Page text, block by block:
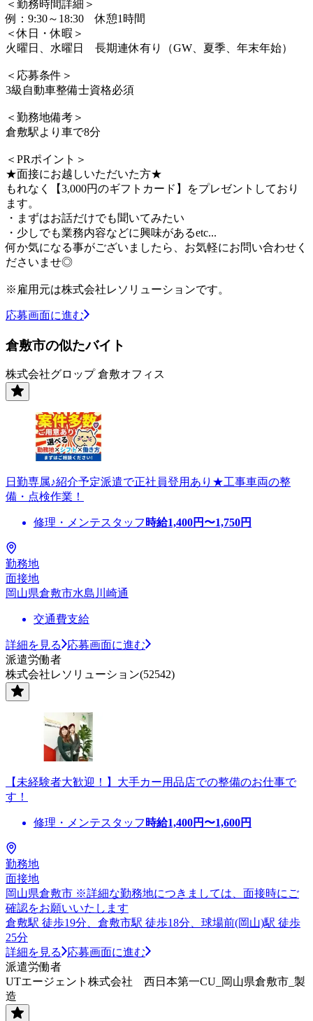
＜勤務時間詳細＞
例：9:30～18:30 休憩1時間
＜休日・休暇＞
火曜日、水曜日 長期連休有り（GW、夏季、年末年始）
＜応募条件＞
3級自動車整備士資格必須
＜勤務地備考＞
倉敷駅より車で8分
＜PRポイント＞
★面接にお越しいただいた方★
もれなく【3,000円のギフトカード】をプレゼントしており
ます。
・まずはお話だけでも聞いてみたい
・少しでも業務内容などに興味があるetc...
何か気になる事がございましたら、お気軽にお問い合わせく
ださいませ◎
※雇用元は株式会社レソリューションです。
応募画面に進む
倉敷市の似たバイト
株式会社グロップ 倉敷オフィス
日勤専属♪紹介予定派遣で正社員登用あり★工事車両の整
備・点検作業！
修理・メンテスタッフ 時給1,400円〜1,750円
勤務地
面接地
岡山県倉敷市水島川崎通
交通費支給
詳細を見る
応募画面に進む
派遣労働者
株式会社レソリューション(52542)
【未経験者大歓迎！】大手カー用品店での整備のお仕事で
す！
修理・メンテスタッフ 時給1,400円〜1,600円
勤務地
面接地
岡山県倉敷市 ※詳細な勤務地につきましては、面接時にご
確認をお願いいたします
倉敷駅 徒歩19分、倉敷市駅 徒歩18分、球場前(岡山)駅 徒歩
25分
詳細を見る
応募画面に進む
派遣労働者
UTエージェント株式会社 西日本第一CU_岡山県倉敷市_製
造